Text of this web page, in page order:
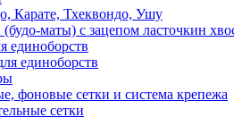
Карате, Тхеквондо, Ушу
маты) с зацепом ласточкин
единоборств
единоборств
фоновые сетки и система крепежа
сетки